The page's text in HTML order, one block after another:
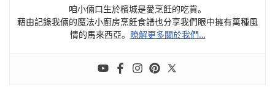
咱小倆口生於檳城是愛烹飪的吃貨。
藉由記錄我倆的魔法小廚房烹飪食譜也分享我們眼中擁有萬種風
情的馬來西亞。 瞭解更多關於我們…